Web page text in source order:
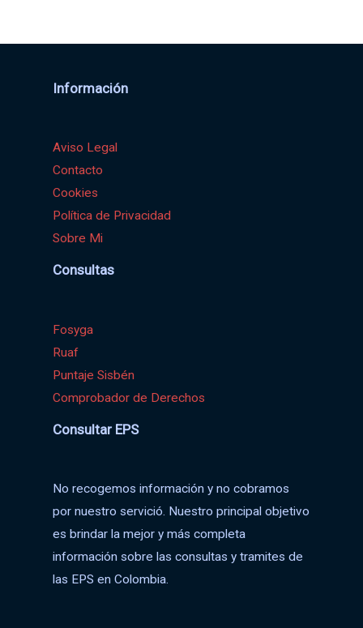
Información
Aviso Legal
Contacto
Cookies
Política de Privacidad
Sobre Mi
Consultas
Fosyga
Ruaf
Puntaje Sisbén
Comprobador de Derechos
Consultar EPS
No recogemos información y no cobramos
por nuestro servició. Nuestro principal objetivo
es brindar la mejor y más completa
información sobre las consultas y tramites de
las EPS en Colombia.